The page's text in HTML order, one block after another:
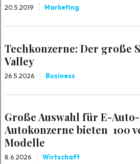
20.5.2019 Marketing
Techkonzerne: Der große
Valley
26.5.2026 Business
Große Auswahl für E-
Autokonzerne bieten 100
Modelle
8.6.2026 Wirtschaft